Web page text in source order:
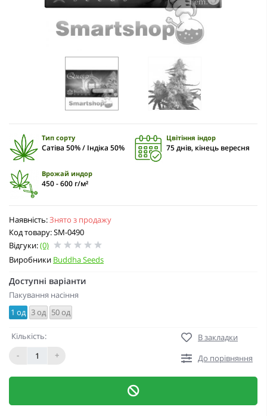
Наявність:Знято з продажу
Код товару: SM-0490
Відгуки:(0)
Виробники Buddha Seeds
Тип сорту
Сатіва 50% / Індіка 50%
Цвітіння індор
75 днів, кінець вересня
Врожай индор
450 - 600 г/м²
Доступні варіанти
Пакування насіння
1 од 3 од 50 од
Кількість:
-
+
В закладки
До порівняння